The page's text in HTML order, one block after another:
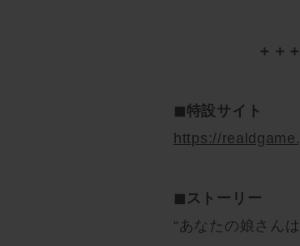
＋＋
◼︎特設サイト
https://
◼︎ストーリー
“あなたの娘さん